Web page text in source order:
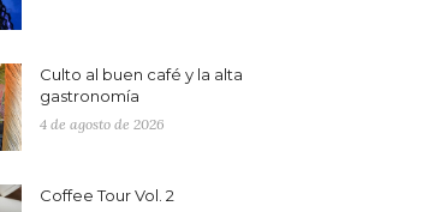
Culto al buen café y la alta
gastronomía
4 de agosto de 2026
Coffee Tour Vol. 2